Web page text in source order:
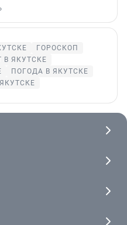
ГОРОСКОП
В ЯКУТСКЕ
ПОГОДА В ЯКУТСКЕ